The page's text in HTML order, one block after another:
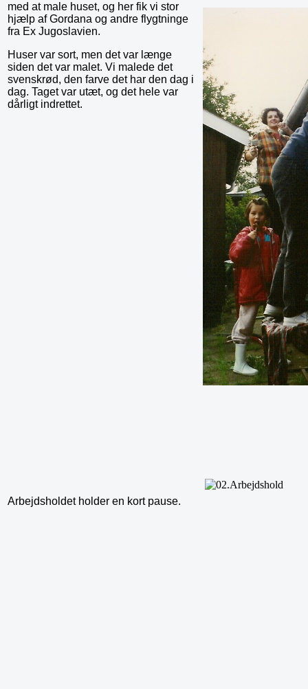
med at male huset, og her fik vi stor
hjælp af Gordana og andre flygtninge
fra Ex Jugoslavien.
Huser var sort, men det var længe
siden det var malet. Vi malede det
svenskrød, den farve det har den dag i
dag. Taget var utæt, og det hele var
dårligt indrettet.
Arbejdsholdet holder en kort pause.